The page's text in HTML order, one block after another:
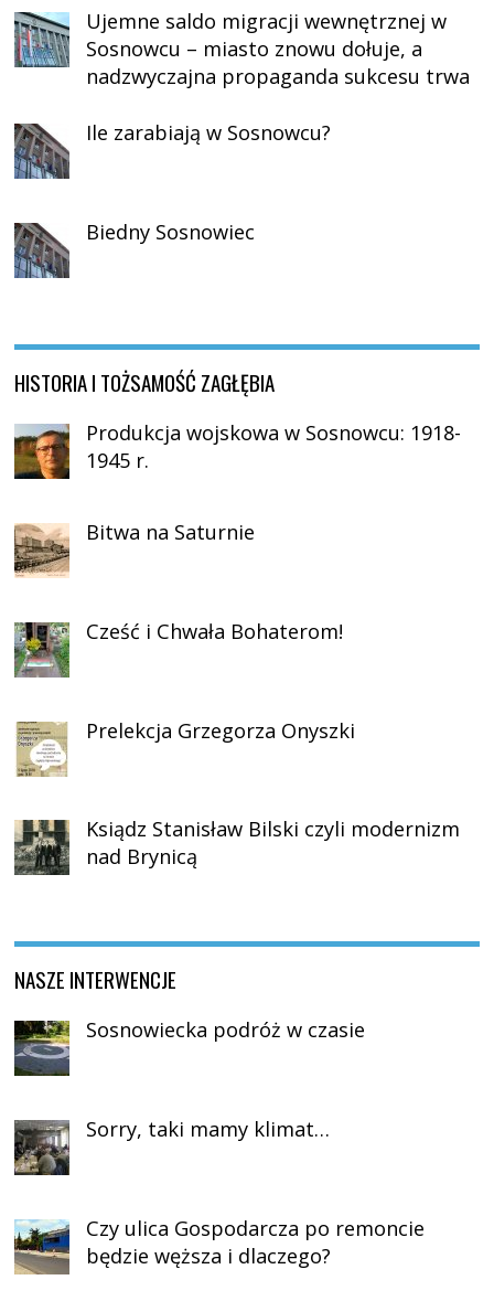
Ujemne saldo migracji wewnętrznej w
Sosnowcu – miasto znowu dołuje, a
nadzwyczajna propaganda sukcesu trwa
Ile zarabiają w Sosnowcu?
Biedny Sosnowiec
HISTORIA I TOŻSAMOŚĆ ZAGŁĘBIA
Produkcja wojskowa w Sosnowcu: 1918-
1945 r.
Bitwa na Saturnie
Cześć i Chwała Bohaterom!
Prelekcja Grzegorza Onyszki
Ksiądz Stanisław Bilski czyli modernizm
nad Brynicą
NASZE INTERWENCJE
Sosnowiecka podróż w czasie
Sorry, taki mamy klimat…
Czy ulica Gospodarcza po remoncie
będzie węższa i dlaczego?